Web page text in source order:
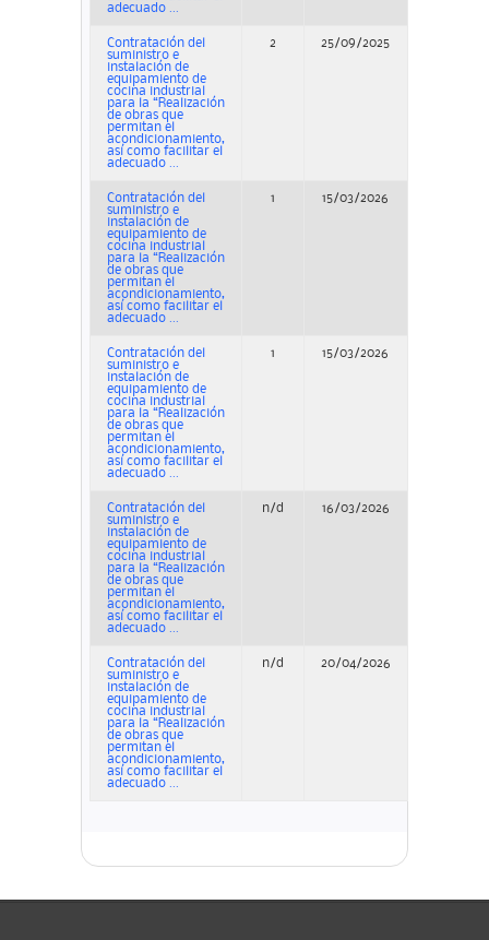
adecuado ...
Contratación del
suministro e
instalación de
equipamiento de
cocina industrial
para la “Realización
de obras que
permitan el
acondicionamiento,
así como facilitar el
adecuado ...
2 25/09/2025
Contratación del
suministro e
instalación de
equipamiento de
cocina industrial
para la “Realización
de obras que
permitan el
acondicionamiento,
así como facilitar el
adecuado ...
1 15/03/2026
Contratación del
suministro e
instalación de
equipamiento de
cocina industrial
para la “Realización
de obras que
permitan el
acondicionamiento,
así como facilitar el
adecuado ...
1 15/03/2026
Contratación del
suministro e
instalación de
equipamiento de
cocina industrial
para la “Realización
de obras que
permitan el
acondicionamiento,
así como facilitar el
adecuado ...
n/d 16/03/2026
Contratación del
suministro e
instalación de
equipamiento de
cocina industrial
para la “Realización
de obras que
permitan el
acondicionamiento,
así como facilitar el
adecuado ...
n/d 20/04/2026